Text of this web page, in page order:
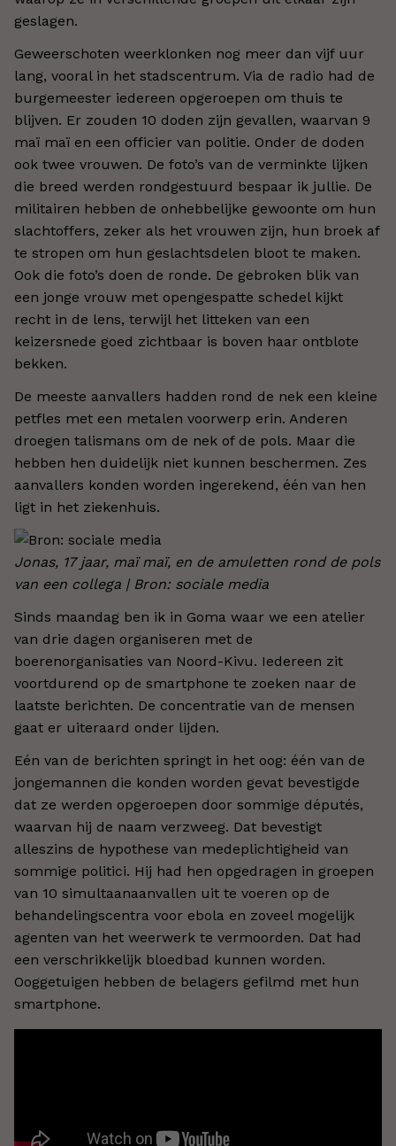
geslagen.
Geweerschoten weerklonken nog meer dan vijf uur
lang, vooral in het stadscentrum. Via de radio had de
burgemeester iedereen opgeroepen om thuis te
blijven. Er zouden 10 doden zijn gevallen, waarvan 9
maï maï en een officier van politie. Onder de doden
ook twee vrouwen. De foto’s van de verminkte lijken
die breed werden rondgestuurd bespaar ik jullie. De
militairen hebben de onhebbelijke gewoonte om hun
slachtoffers, zeker als het vrouwen zijn, hun broek af
te stropen om hun geslachtsdelen bloot te maken.
Ook die foto’s doen de ronde. De gebroken blik van
een jonge vrouw met opengespatte schedel kijkt
recht in de lens, terwijl het litteken van een
keizersnede goed zichtbaar is boven haar ontblote
bekken.
De meeste aanvallers hadden rond de nek een kleine
petfles met een metalen voorwerp erin. Anderen
droegen talismans om de nek of de pols. Maar die
hebben hen duidelijk niet kunnen beschermen. Zes
aanvallers konden worden ingerekend, één van hen
ligt in het ziekenhuis.
Jonas, 17 jaar, maï maï, en de amuletten rond de pols
van een collega | Bron: sociale media
Sinds maandag ben ik in Goma waar we een atelier
van drie dagen organiseren met de
boerenorganisaties van Noord-Kivu. Iedereen zit
voortdurend op de smartphone te zoeken naar de
laatste berichten. De concentratie van de mensen
gaat er uiteraard onder lijden.
Eén van de berichten springt in het oog: één van de
jongemannen die konden worden gevat bevestigde
dat ze werden opgeroepen door sommige députés,
waarvan hij de naam verzweeg. Dat bevestigt
alleszins de hypothese van medeplichtigheid van
sommige politici. Hij had hen opgedragen in groepen
van 10 simultaanaanvallen uit te voeren op de
behandelingscentra voor ebola en zoveel mogelijk
agenten van het weerwerk te vermoorden. Dat had
een verschrikkelijk bloedbad kunnen worden.
Ooggetuigen hebben de belagers gefilmd met hun
smartphone.